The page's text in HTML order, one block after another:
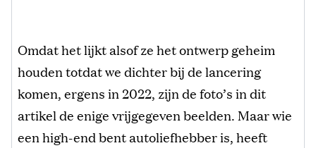
Omdat het lijkt alsof ze het ontwerp geheim
houden totdat we dichter bij de lancering
komen, ergens in 2022, zijn de foto’s in dit
artikel de enige vrijgegeven beelden. Maar wie
een high-end bent autoliefhebber is, heeft